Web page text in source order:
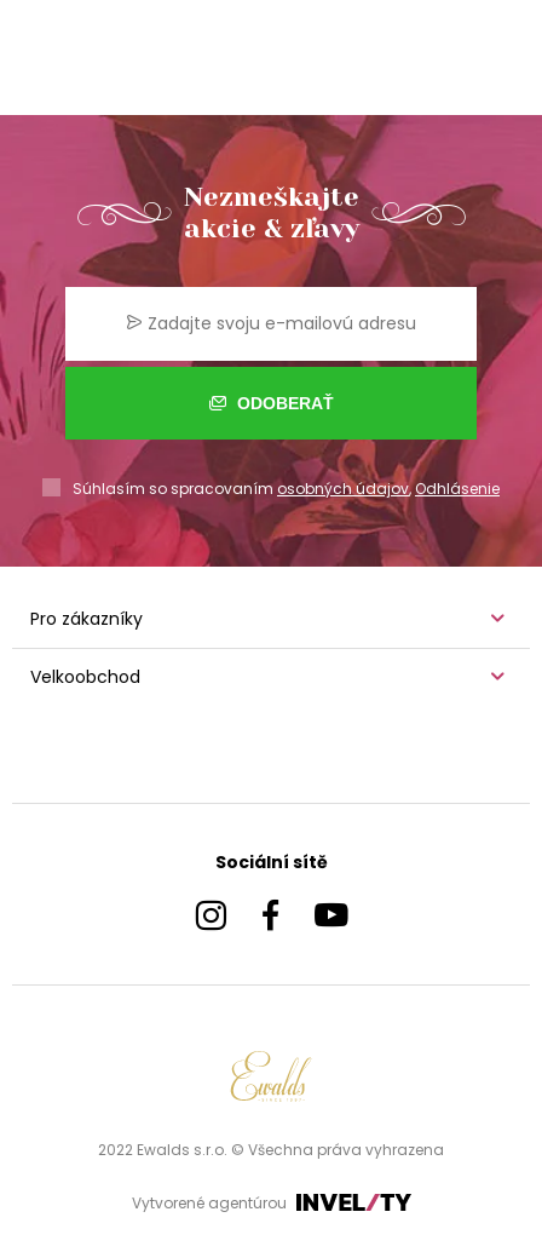
Nezmeškajte
akcie & zľavy
ODOBERAŤ
Súhlasím so spracovaním osobných údajov,Odhlásenie
Pro zákazníky
Velkoobchod
Sociální sítě
2022 Ewalds s.r.o. © Všechna práva vyhrazena
Vytvorené agentúrou